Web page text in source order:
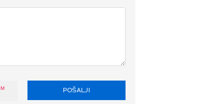
POŠALJI